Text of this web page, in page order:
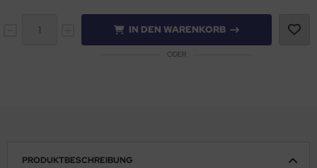
IN DEN WARENKORB
ODER
PRODUKTBESCHREIBUNG